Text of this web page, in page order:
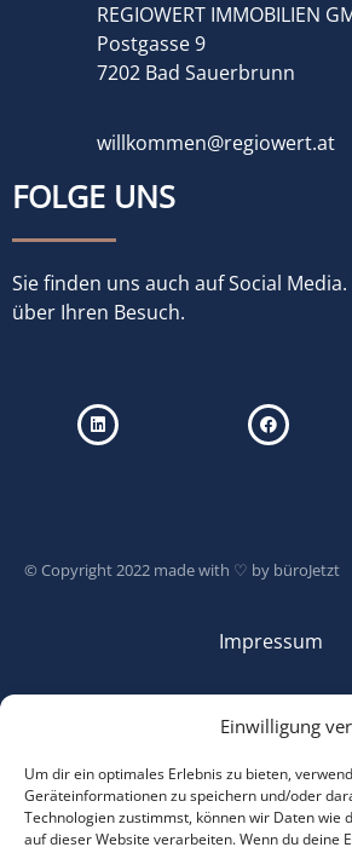
Einwilligung
Um dir ein optimales Erlebnis zu bieten,
Geräteinformationen zu speichern und/oder
Technologien zustimmst, können wir Daten wie
auf dieser Website verarbeiten. Wenn du deine
REGIOWERT IMMOBILIEN
Postgasse 9
7202 Bad Sauerbrunn
willkommen@regiowert.at
FOLGE UNS
Sie finden uns auch auf Social
über Ihren Besuch.
© Copyright 2022 made with ♡ by büroJetzt
Impressum
Datenschutz